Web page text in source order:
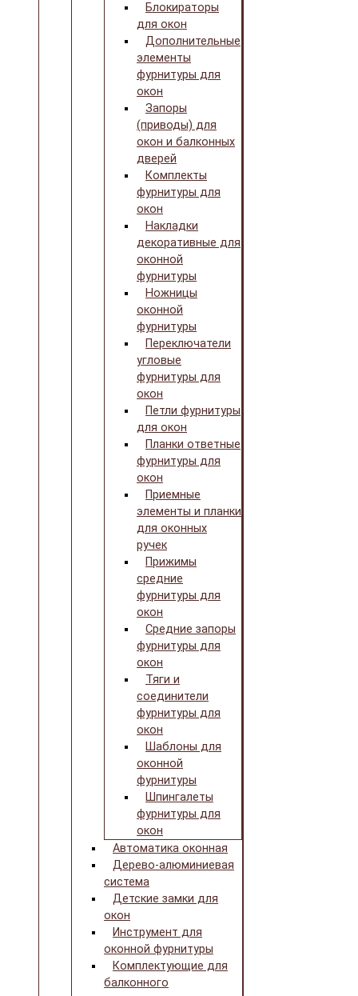
Блокираторы
для окон
Дополнительные
элементы
фурнитуры для
окон
Запоры
(приводы) для
окон и балконных
дверей
Комплекты
фурнитуры для
окон
Накладки
декоративные для
оконной
фурнитуры
Ножницы
оконной
фурнитуры
Переключатели
угловые
фурнитуры для
окон
Петли фурнитуры
для окон
Планки ответные
фурнитуры для
окон
Приемные
элементы и планки
для оконных
ручек
Прижимы
средние
фурнитуры для
окон
Средние запоры
фурнитуры для
окон
Тяги и
соединители
фурнитуры для
окон
Шаблоны для
оконной
фурнитуры
Шпингалеты
фурнитуры для
окон
Автоматика оконная
Дерево-алюминиевая
система
Детские замки для
окон
Инструмент для
оконной фурнитуры
Комплектующие для
балконного